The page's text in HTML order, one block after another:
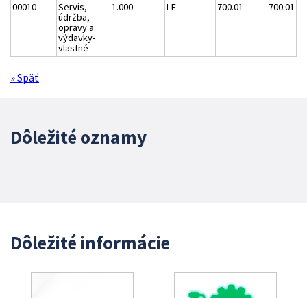
00010
Servis,
údržba,
opravy a
výdavky-
vlastné
1.000 LE 700.01 700.01
» Späť
Dôležité oznamy
Dôležité informácie